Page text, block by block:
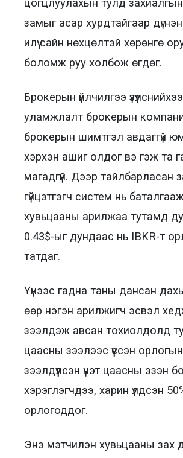
цогцлуулахын тулд захиалгын
замыг асар хурдтайгаар
илүү сайн нөхцөлтэй хөрөнгө
боломж руу холбож өгдөг.
Брокерын үйлчилгээ
уламжлалт брокерын
брокерын шимтгэл авдаггүй
хэрхэн ашиг олдог вэ гэж та
магадгүй. Дээр тайлбарласан
гүйцэтгэгч систем нь
хувьцааны арилжаа тутамд
0.43$-ыг дундаас нь IBKR-т
татдаг.
Үүнээс гадна таны дансан
өөр нэгэн арилжигч эсвэл
зээлдэж авсан тохиолдолд
цаасны зээлээс үүссэн
зээлдүүлсэн үнэт цаасны эзэн
хэрэглэгчдээ, харин үлдсэн
орлогоддог.
Энэ мэтчилэн хувьцааны зах